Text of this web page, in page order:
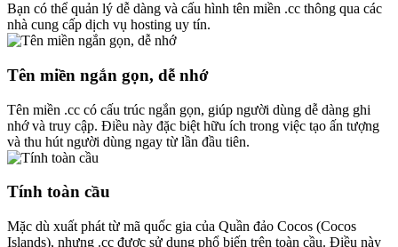
Bạn có thể quản lý dễ dàng và cấu hình tên miền .cc thông qua các
nhà cung cấp dịch vụ hosting uy tín.
Tên miền ngắn gọn, dễ nhớ
Tên miền .cc có cấu trúc ngắn gọn, giúp người dùng dễ dàng ghi
nhớ và truy cập. Điều này đặc biệt hữu ích trong việc tạo ấn tượng
và thu hút người dùng ngay từ lần đầu tiên.
Tính toàn cầu
Mặc dù xuất phát từ mã quốc gia của Quần đảo Cocos (Cocos
Islands), nhưng .cc được sử dụng phổ biến trên toàn cầu. Điều này